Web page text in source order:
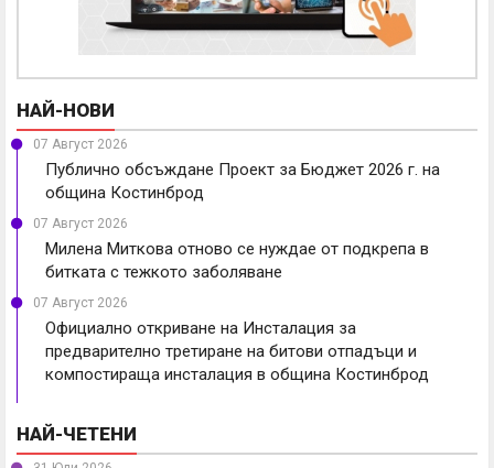
НАЙ-НОВИ
07 Август 2026
Публично обсъждане Проект за Бюджет 2026 г. на
община Костинброд
07 Август 2026
Милена Миткова отново се нуждае от подкрепа в
битката с тежкото заболяване
07 Август 2026
Официално откриване на Инсталация за
предварително третиране на битови отпадъци и
компостираща инсталация в община Костинброд
НАЙ-ЧЕТЕНИ